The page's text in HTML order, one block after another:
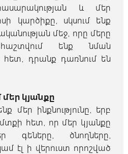
և մեր
կարծիքը, սկսում ենք
մեջ, որը մերը
ենք նման
դրանք դառնում են
մեր կյանքը
մեր ինքնությունը, երբ
հետ, որ մեր կյանքը
գեները, ծնողները,
էլ ի վերուստ որոշված